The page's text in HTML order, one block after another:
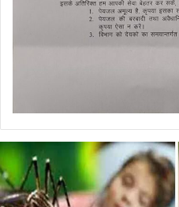
डेंगू
और
चिकनगुनिया
को